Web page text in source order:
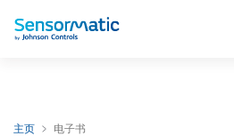
主页 电子书